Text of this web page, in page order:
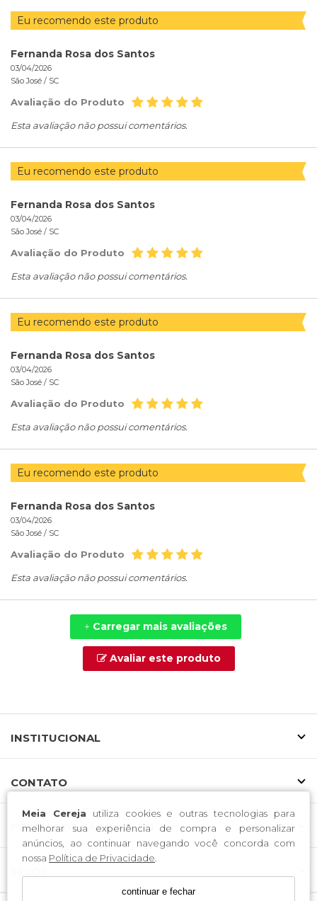
Meia Cereja utiliza cookies e outras tecnologias para
melhorar sua experiência de compra e personalizar
anúncios, ao continuar navegando você concorda com
nossa Política de Privacidade
continuar e fechar
Eu recomendo este produto
Fernanda Rosa dos Santos
03/04/2026
São José / SC
Avaliação do Produto
Esta avaliação não possui comentários.
Eu recomendo este produto
Fernanda Rosa dos Santos
03/04/2026
São José / SC
Avaliação do Produto
Esta avaliação não possui comentários.
Eu recomendo este produto
Fernanda Rosa dos Santos
03/04/2026
São José / SC
Avaliação do Produto
Esta avaliação não possui comentários.
Eu recomendo este produto
Fernanda Rosa dos Santos
03/04/2026
São José / SC
Avaliação do Produto
Esta avaliação não possui comentários.
+Carregar mais avaliações
Avaliar este produto
INSTITUCIONAL
CONTATO
FORMAS DE PAGAMENTO